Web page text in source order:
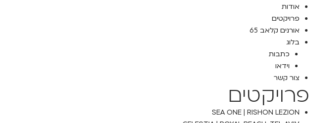
אודות
פרויקטים
אורנים קלאב 65
בלוג
כתבות
וידאו
צור קשר
פרויקטים
SEA ONE | RISHON LEZION